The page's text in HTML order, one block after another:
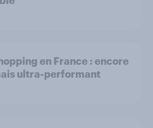
en France : encore
ultra-performant